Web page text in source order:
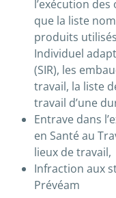
l’exécution
que la liste
produits
Individuel
(SIR), les
travail, la liste
travail d’une
Entrave dans
en Santé au
lieux de travail,
Infraction aux
Prévéam